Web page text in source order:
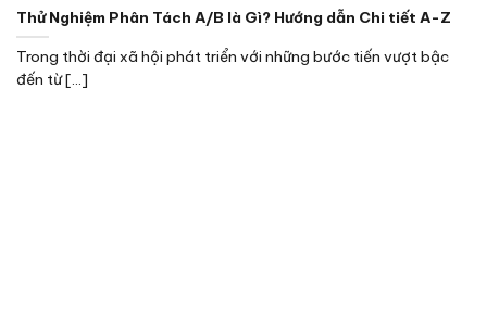
Thử Nghiệm Phân Tách A/B là Gì? Hướng dẫn Chi tiết A-Z
Trong thời đại xã hội phát triển với những bước tiến vượt bậc
đến từ [...]